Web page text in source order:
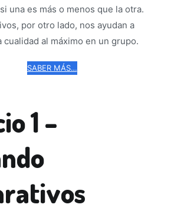
una es más o menos que la otra.
por otro lado, nos ayudan a
cualidad al máximo en un grupo.
SABER MÁS…
1 –